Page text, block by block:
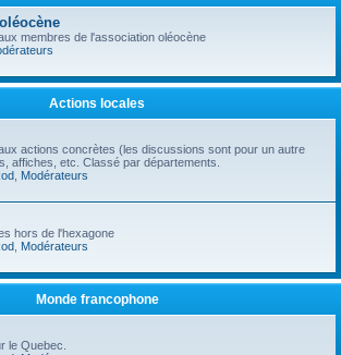
membres de l'association oléocène
Actions locales
actions concrètes (les discussions sont pour un autre
affiches, etc. Classé par départements.
Modérateurs
hors de l'hexagone
Modérateurs
Monde francophone
le Quebec.